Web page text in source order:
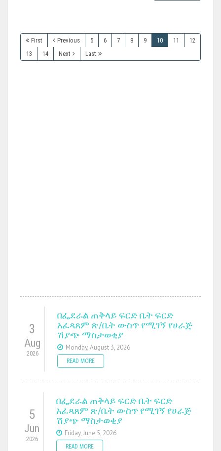
First Previous 5 6 7 8 9 10 11
12
13
14 Next Last
3
Aug
2026
በፌደራል ጠቅላይ ፍርድ ቤት ፍርድ
አፈጻጸም ጽ/ቤት ውስጥ የሚገኝ የሀራጅ
ሽያጭ ማስታወቂያ
Monday, August 3, 2026
READ MORE
5
Jun
2026
በፌደራል ጠቅላይ ፍርድ ቤት ፍርድ
አፈጻጸም ጽ/ቤት ውስጥ የሚገኝ የሀራጅ
ሽያጭ ማስታወቂያ
Friday, June 5, 2026
READ MORE